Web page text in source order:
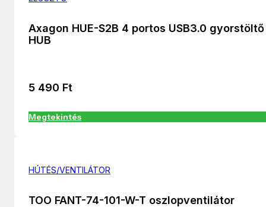
Axagon HUE-S2B 4 portos USB3.0 gyorstöltő
HUB
5 490 Ft
Megtekintés
HÚTÉS/VENTILÁTOR
TOO FANT-74-101-W-T oszlopventilátor